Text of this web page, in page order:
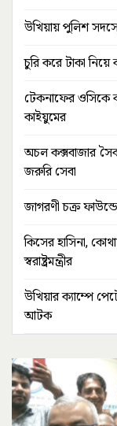
উখিয়ায় পুলিশ
চুরি করে টাকা নিয়ে
টেকনাফের ওসিকে
কাইয়ুমের
অচল কক্সবাজার
জরুরি সেবা
জাগরণী চক্র
কিসের হাসিনা,
স্বরাষ্ট্রমন্ত্রীর
উখিয়ার ক্যাম্পে
আটক